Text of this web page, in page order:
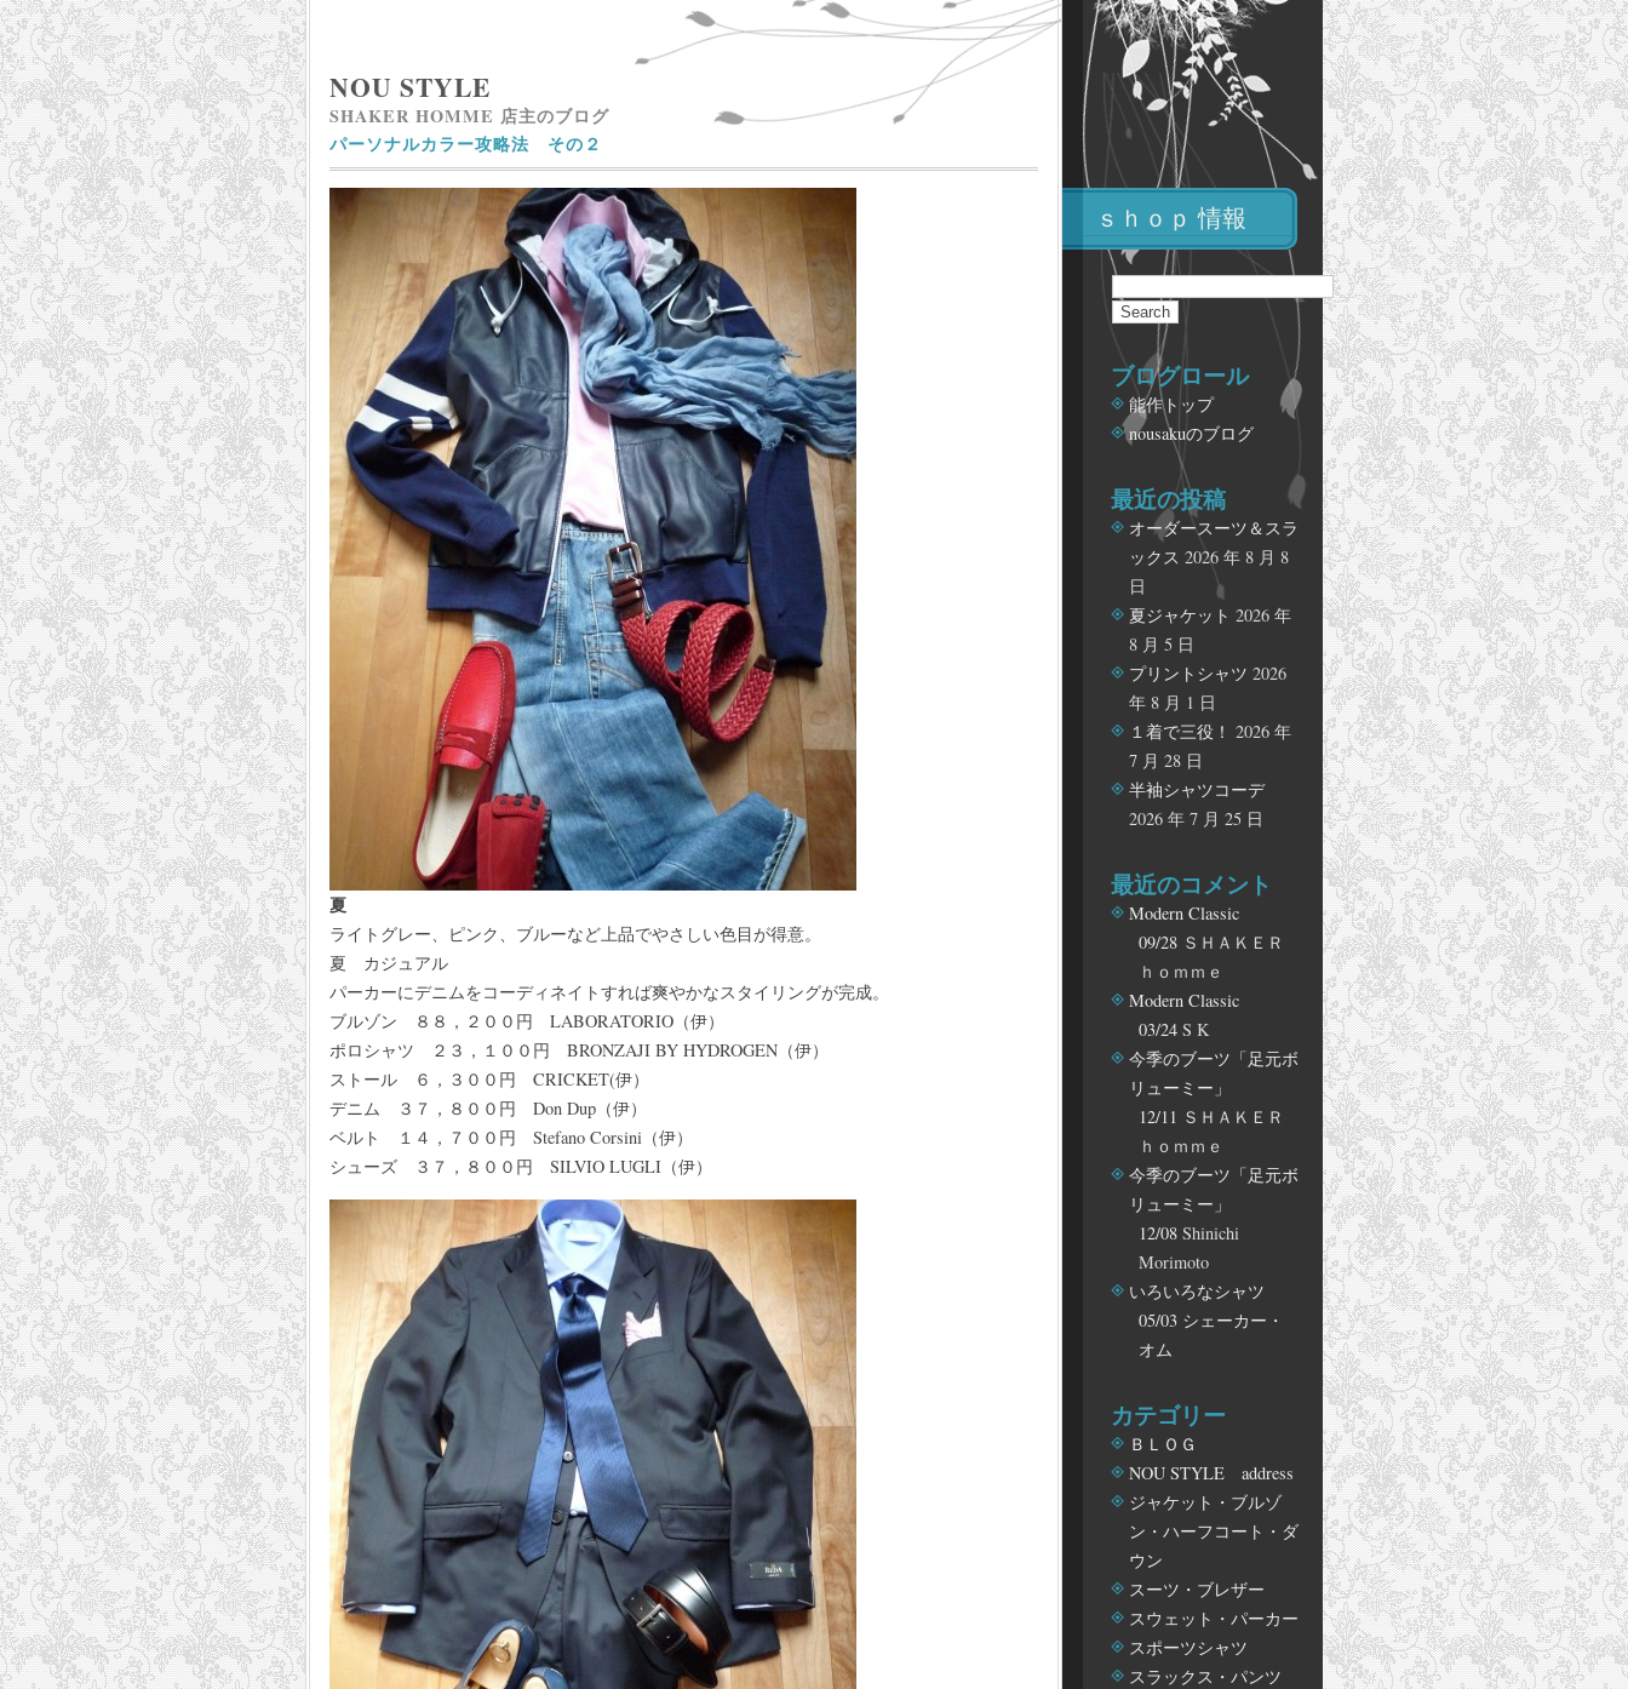
NOU STYLE
SHAKER HOMME 店主のブログ
パーソナルカラー攻略法 その２
夏
ライトグレー、ピンク、ブルーなど上品でやさしい色目が得意。
夏 カジュアル
パーカーにデニムをコーディネイトすれば爽やかなスタイリングが完成。
ブルゾン ８８，２００円 LABORATORIO（伊）
ポロシャツ ２３，１００円 BRONZAJI BY HYDROGEN（伊）
ストール ６，３００円 CRICKET(伊）
デニム ３７，８００円 Don Dup（伊）
ベルト １４，７００円 Stefano Corsini（伊）
シューズ ３７，８００円 SILVIO LUGLI（伊）
ｓｈｏｐ 情報
ブログロール
能作トップ
nousakuのブログ
最近の投稿
オーダースーツ＆スラ
ックス 2026 年 8 月 8
日
夏ジャケット 2026 年
8 月 5 日
プリントシャツ 2026
年 8 月 1 日
１着で三役！ 2026 年
7 月 28 日
半袖シャツコーデ
2026 年 7 月 25 日
最近のコメント
Modern Classic
09/28 ＳＨＡＫＥＲ
ｈｏｍｍｅ
Modern Classic
03/24 S K
今季のブーツ「足元ボ
リューミー」
12/11 ＳＨＡＫＥＲ
ｈｏｍｍｅ
今季のブーツ「足元ボ
リューミー」
12/08 Shinichi
Morimoto
いろいろなシャツ
05/03 シェーカー・
オム
カテゴリー
ＢＬＯＧ
NOU STYLE address
ジャケット・ブルゾ
ン・ハーフコート・ダ
ウン
スーツ・ブレザー
スウェット・パーカー
スポーツシャツ
スラックス・パンツ